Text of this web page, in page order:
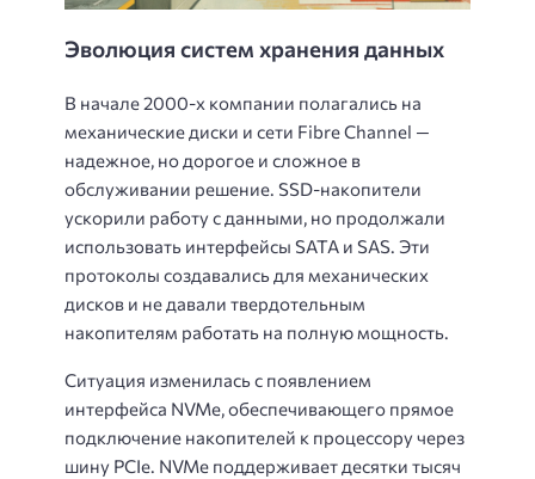
Эволюция систем хранения данных
В начале 2000-х компании полагались на
механические диски и сети Fibre Channel —
надежное, но дорогое и сложное в
обслуживании решение. SSD-накопители
ускорили работу с данными, но продолжали
использовать интерфейсы SATA и SAS. Эти
протоколы создавались для механических
дисков и не давали твердотельным
накопителям работать на полную мощность.
Ситуация изменилась с появлением
интерфейса NVMe, обеспечивающего прямое
подключение накопителей к процессору через
шину PCIe. NVMe поддерживает десятки тысяч